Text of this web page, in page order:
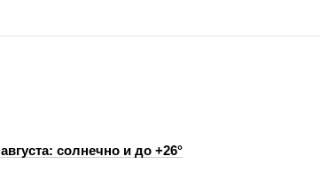
солнечно и до +26°